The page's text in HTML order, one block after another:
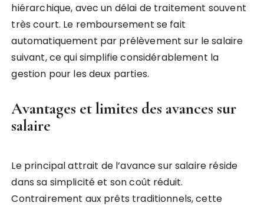
hiérarchique, avec un délai de traitement souvent
très court. Le remboursement se fait
automatiquement par prélèvement sur le salaire
suivant, ce qui simplifie considérablement la
gestion pour les deux parties.
Avantages et limites des avances sur
salaire
Le principal attrait de l’avance sur salaire réside
dans sa simplicité et son coût réduit.
Contrairement aux prêts traditionnels, cette